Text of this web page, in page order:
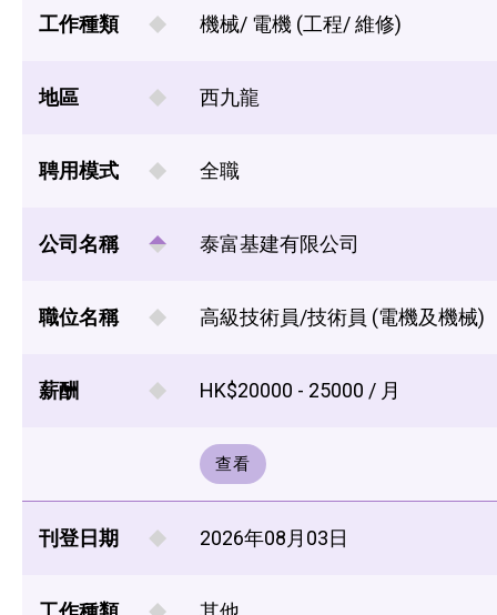
工作種類 機械/ 電機 (工程/ 維修)
地區 西九龍
聘用模式 全職
公司名稱 泰富基建有限公司
職位名稱 高級技術員/技術員 (電機及機械)
薪酬 HK$20000 - 25000 / 月
查看
刊登日期 2026年08月03日